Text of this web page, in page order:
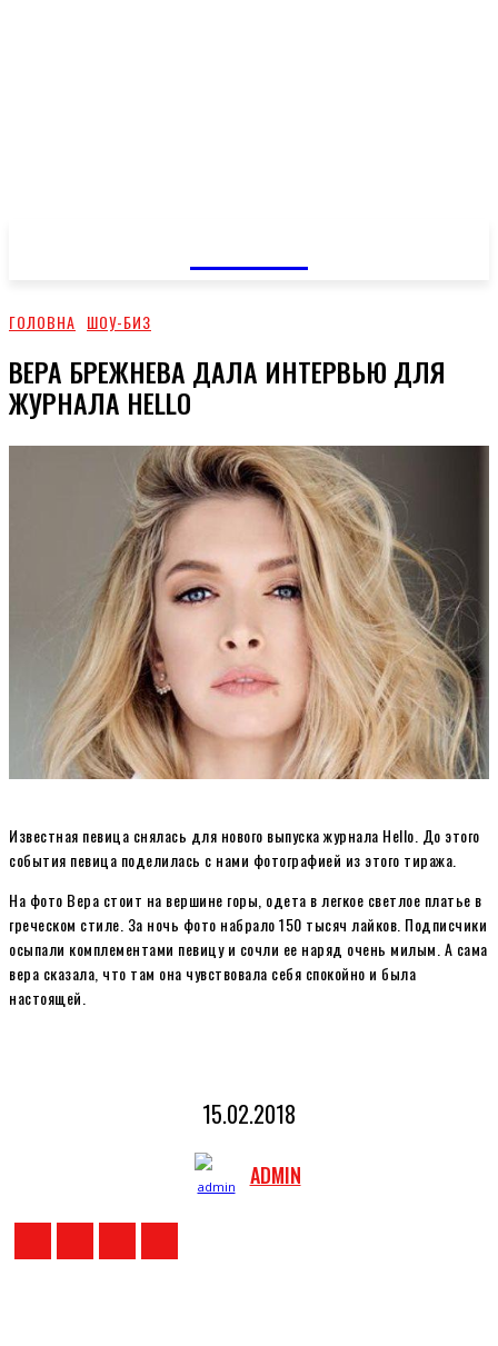
ГОЛОВНА ШОУ-БИЗ
ВЕРА БРЕЖНЕВА ДАЛА ИНТЕРВЬЮ ДЛЯ
ЖУРНАЛА HELLO
Известная певица снялась для нового выпуска журнала Hello. До этого
события певица поделилась с нами фотографией из этого тиража.
На фото Вера стоит на вершине горы, одета в легкое светлое платье в
греческом стиле. За ночь фото набрало 150 тысяч лайков. Подписчики
осыпали комплементами певицу и сочли ее наряд очень милым. А сама
вера сказала, что там она чувствовала себя спокойно и была
настоящей.
15.02.2018
ADMIN